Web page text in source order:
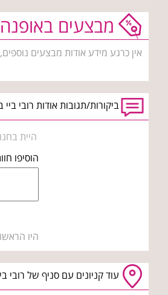
מבצעים
אין כרגע מידע אודות מבצעים
ביקורות/תגובות אודות רובי
היית
הוסיפו
היו
עוד קניונים עם סניף של רובי